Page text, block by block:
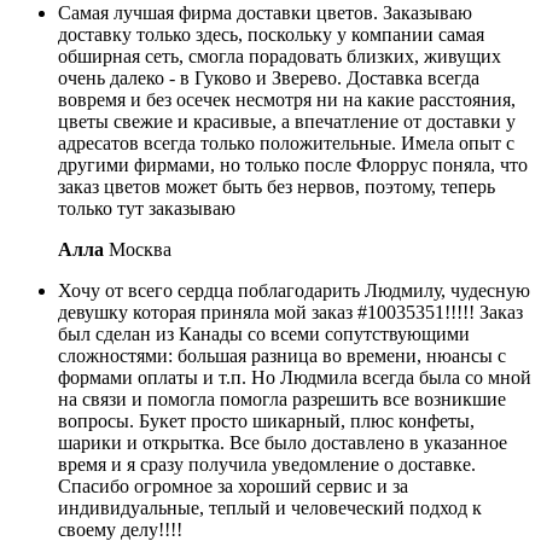
Самая лучшая фирма доставки цветов. Заказываю
доставку только здесь, поскольку у компании самая
обширная сеть, смогла порадовать близких, живущих
очень далеко - в Гуково и Зверево. Доставка всегда
вовремя и без осечек несмотря ни на какие расстояния,
цветы свежие и красивые, а впечатление от доставки у
адресатов всегда только положительные. Имела опыт с
другими фирмами, но только после Флоррус поняла, что
заказ цветов может быть без нервов, поэтому, теперь
только тут заказываю
Алла Москва
Хочу от всего сердца поблагодарить Людмилу, чудесную
девушку которая приняла мой заказ #10035351!!!!! Заказ
был сделан из Канады со всеми сопутствующими
сложностями: большая разница во времени, нюансы с
формами оплаты и т.п. Но Людмила всегда была со мной
на связи и помогла помогла разрешить все возникшие
вопросы. Букет просто шикарный, плюс конфеты,
шарики и открытка. Все было доставлено в указанное
время и я сразу получила уведомление о доставке.
Спасибо огромное за хороший сервис и за
индивидуальные, теплый и человеческий подход к
своему делу!!!!